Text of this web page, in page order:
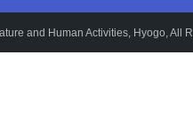
and Human Activities, Hyogo, All